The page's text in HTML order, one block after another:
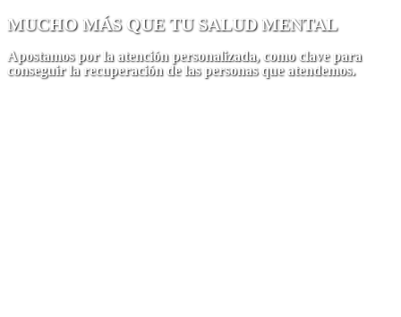
MUCHO MÁS QUE TU SALUD MENTAL
Apostamos por la atención personalizada, como clave para
conseguir la recuperación de las personas que atendemos.